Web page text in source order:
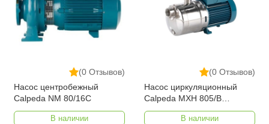
(0 Отзывов)
Насос центробежный
Calpeda NM 80/16C
В наличии
(0 Отзывов)
Насос циркуляционный
Calpeda MXH 805/B
230/400/50 HZ
В наличии